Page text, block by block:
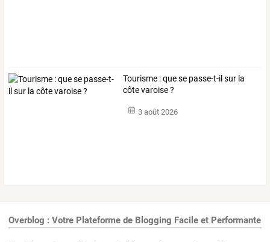
Tourisme : que se passe-t-il sur la
côte varoise ?
3 août 2026
Overblog : Votre Plateforme de Blogging Facile et Performante